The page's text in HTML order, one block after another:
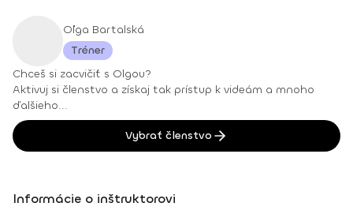
Oľga Bartalská
Tréner
Chceš si zacvičiť s Olgou?
Aktivuj si členstvo a získaj tak prístup k videám a mnoho
ďalšieho...
Vybrať členstvo
Informácie o inštruktorovi